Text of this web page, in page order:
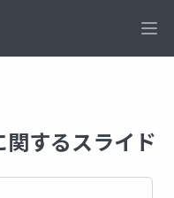
するスライド